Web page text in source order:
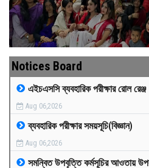
FACULTIES
ACADEMICS
GALLERY
MEDIA
PAYMENT
Notices Board
এইচএসসি ব্যবহারিক পরীক্ষার রোল রেঞ্জ
Aug 06,2026
ব্যবহারিক পরীক্ষার সময়সূচি(বিজ্ঞান)
Aug 06,2026
সমন্বিত উপবৃত্তি কর্মসূচির আওতায়